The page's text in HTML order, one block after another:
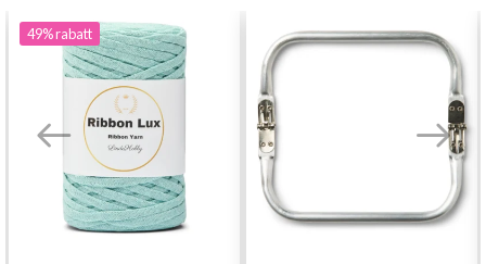
49%rabatt